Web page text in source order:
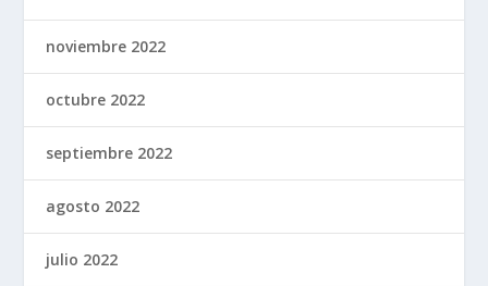
noviembre 2022
octubre 2022
septiembre 2022
agosto 2022
julio 2022